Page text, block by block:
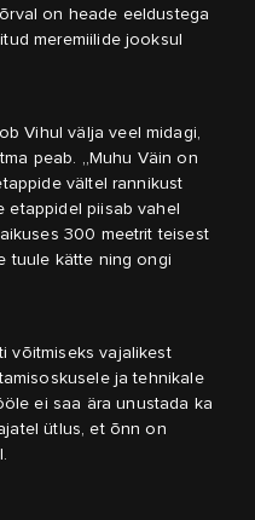
on heade eeldustega
meremiilide jooksul
Vihul välja veel midagi,
peab. „Muhu Väin on
vältel rannikust
etappidel piisab vahel
300 meetrit teisest
tuule kätte ning ongi
võitmiseks vajalikest
ja tehnikale
ei saa ära unustada ka
ütlus, et õnn on